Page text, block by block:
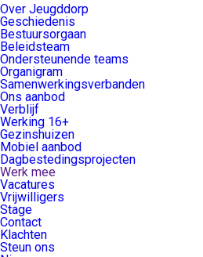
Over Jeugddorp
Geschiedenis
Bestuursorgaan
Beleidsteam
Ondersteunende teams
Organigram
Samenwerkingsverbanden
Ons aanbod
Verblijf
Werking 16+
Gezinshuizen
Mobiel aanbod
Dagbestedingsprojecten
Werk mee
Vacatures
Vrijwilligers
Stage
Contact
Klachten
Steun ons